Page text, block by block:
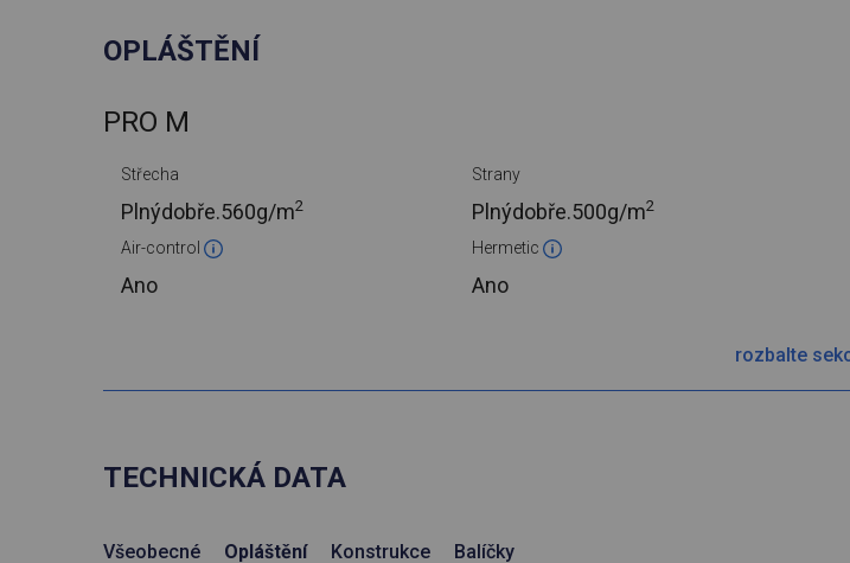
OPLÁŠTĚNÍ
PRO M
Střecha
Plnýdobře.560g/m2
Strany
Plnýdobře.500g/m2
Air-control
Ano
Hermetic
Ano
rozbalte
TECHNICKÁ DATA
Všeobecné Opláštění Konstrukce Balíčky